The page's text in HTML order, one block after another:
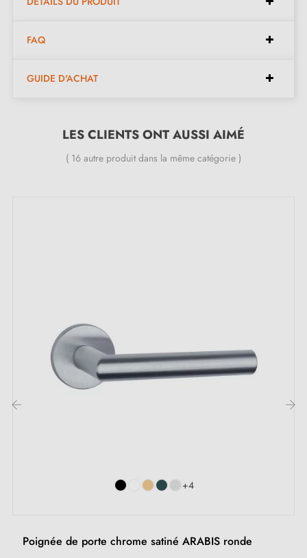
Matériau : laiton massif 100% Italien (garantie de la
Adaptateurs de montage
Deux tiges carrées : 7x7 mm pour la France, 8x8 mm
Instruction de montage en Français
FAQ
GUIDE D'ACHAT
LES CLIENTS ONT AUSSI AIMÉ
( 16 autre produit dans la même catégorie )
+4
Poignée de porte chrome satiné ARABIS ronde